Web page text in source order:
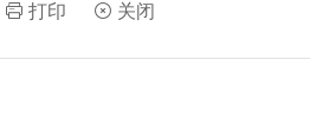
打印 关闭